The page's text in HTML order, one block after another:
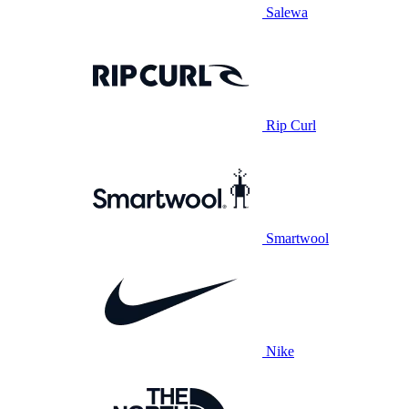
Salewa
Rip Curl
Smartwool
Nike